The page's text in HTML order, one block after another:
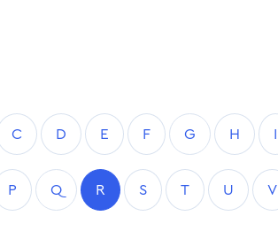
C D E F G H I
P Q R S T U V